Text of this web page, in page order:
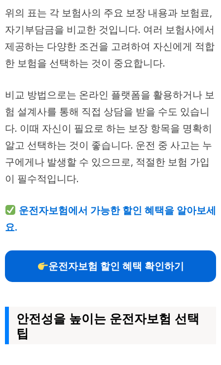
위의 표는 각 보험사의 주요 보장 내용과 보험료,
자기부담금을 비교한 것입니다. 여러 보험사에서
제공하는 다양한 조건을 고려하여 자신에게 적합
한 보험을 선택하는 것이 중요합니다.
비교 방법으로는 온라인 플랫폼을 활용하거나 보
험 설계사를 통해 직접 상담을 받을 수도 있습니
다. 이때 자신이 필요로 하는 보장 항목을 명확히
알고 선택하는 것이 좋습니다. 운전 중 사고는 누
구에게나 발생할 수 있으므로, 적절한 보험 가입
이 필수적입니다.
운전자보험에서 가능한 할인 혜택을 알아보세
요.
운전자보험 할인 혜택 확인하기
안전성을 높이는 운전자보험 선택
팁